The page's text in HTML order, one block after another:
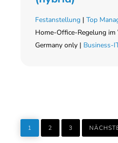
Festanstellung |Top
Home-Office-Regelung im
Germany only | Business-
SEITE
1
SEITE
2
SEITE
3